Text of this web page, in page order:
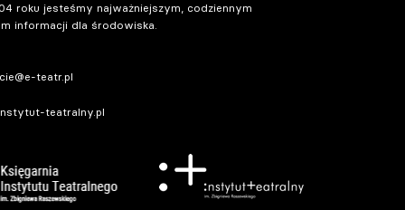
roku jesteśmy najważniejszym, codziennym
informacji dla środowiska.
teatr.pl
teatralny.pl